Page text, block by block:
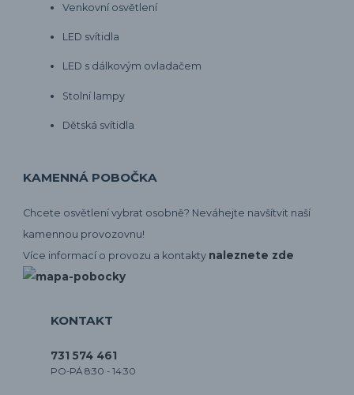
Venkovní osvětlení
LED svítidla
LED s dálkovým ovladačem
Stolní lampy
Dětská svítidla
KAMENNÁ POBOČKA
Chcete osvětlení vybrat osobně? Neváhejte navšítvit naší
kamennou provozovnu!
Více informací o provozu a kontakty naleznete zde
KONTAKT
731 574 461
PO-PÁ 8:30 - 14:30